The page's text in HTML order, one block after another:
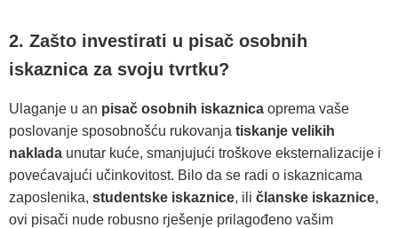
2. Zašto investirati u pisač osobnih
iskaznica za svoju tvrtku?
Ulaganje u an pisač osobnih iskaznica oprema vaše
poslovanje sposobnošću rukovanja tiskanje velikih
naklada unutar kuće, smanjujući troškove eksternalizacije i
povećavajući učinkovitost. Bilo da se radi o iskaznicama
zaposlenika, studentske iskaznice, ili članske iskaznice,
ovi pisači nude robusno rješenje prilagođeno vašim